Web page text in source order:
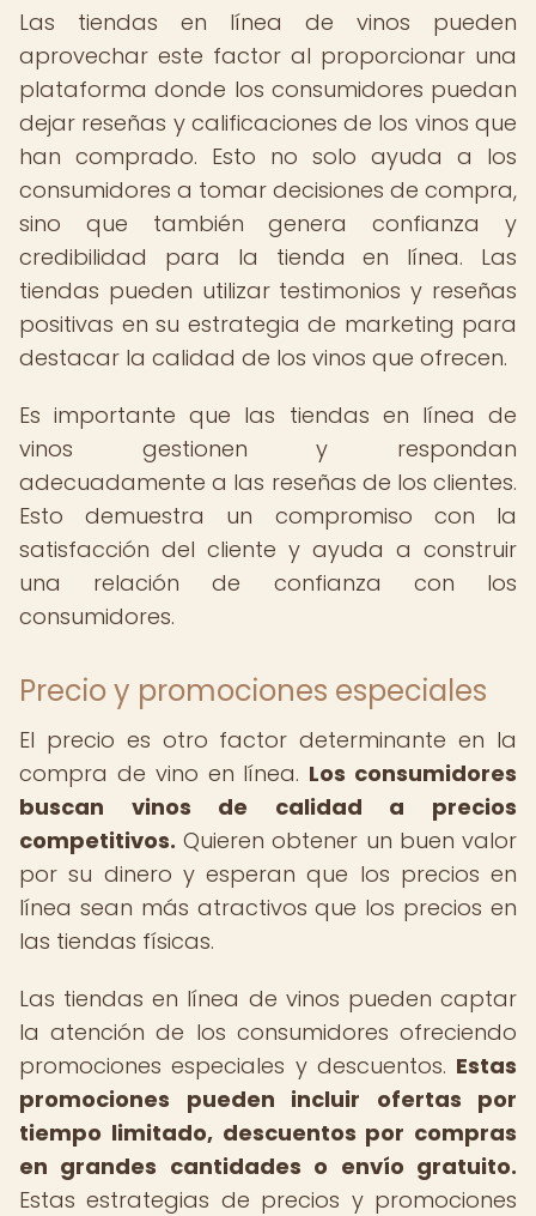
Las tiendas en línea de vinos pueden
aprovechar este factor al proporcionar una
plataforma donde los consumidores puedan
dejar reseñas y calificaciones de los vinos que
han comprado. Esto no solo ayuda a los
consumidores a tomar decisiones de compra,
sino que también genera confianza y
credibilidad para la tienda en línea. Las
tiendas pueden utilizar testimonios y reseñas
positivas en su estrategia de marketing para
destacar la calidad de los vinos que ofrecen.
Es importante que las tiendas en línea de
vinos gestionen y respondan
adecuadamente a las reseñas de los clientes.
Esto demuestra un compromiso con la
satisfacción del cliente y ayuda a construir
una relación de confianza con los
consumidores.
Precio y promociones especiales
El precio es otro factor determinante en la
compra de vino en línea. Los consumidores
buscan vinos de calidad a precios
competitivos. Quieren obtener un buen valor
por su dinero y esperan que los precios en
línea sean más atractivos que los precios en
las tiendas físicas.
Las tiendas en línea de vinos pueden captar
la atención de los consumidores ofreciendo
promociones especiales y descuentos. Estas
promociones pueden incluir ofertas por
tiempo limitado, descuentos por compras
en grandes cantidades o envío gratuito.
Estas estrategias de precios y promociones